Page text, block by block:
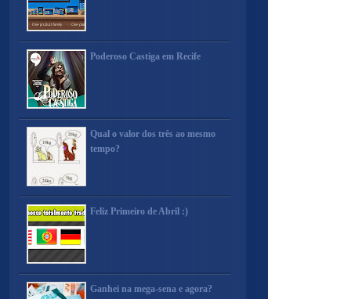
Poderoso Castiga em Recife
Qual o valor dos três ao mesmo
tempo?
Feliz Primeiro de Abril :)
Ganhei na mega-sena e agora?